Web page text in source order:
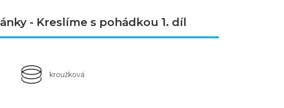
- Kreslíme s pohádkou 1. díl
kroužková